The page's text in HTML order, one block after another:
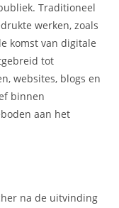
Traditioneel
werken, zoals
komst van digitale
tot
websites, blogs en
binnen
aan het
na de uitvinding